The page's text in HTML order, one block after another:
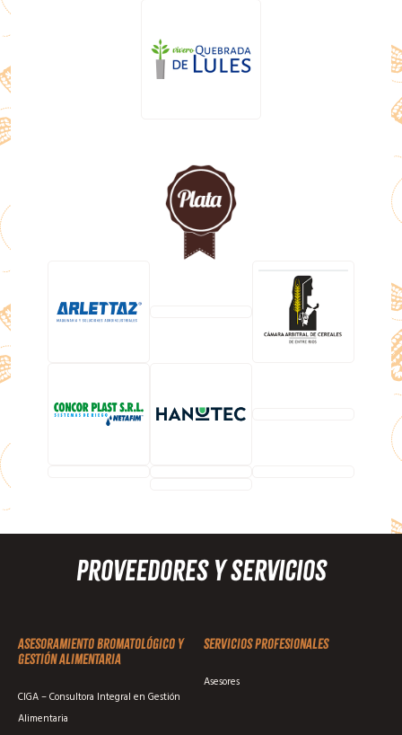
Proveedores y Servicios
Asesoramiento Bromatológico y
Gestión Alimentaria
CIGA – Consultora Integral en Gestión
Alimentaria
Servicios profesionales
Asesores